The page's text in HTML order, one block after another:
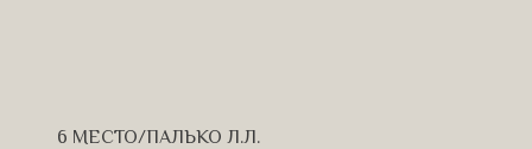
6 МЕСТО/ПАЛЬКО Л.Л.